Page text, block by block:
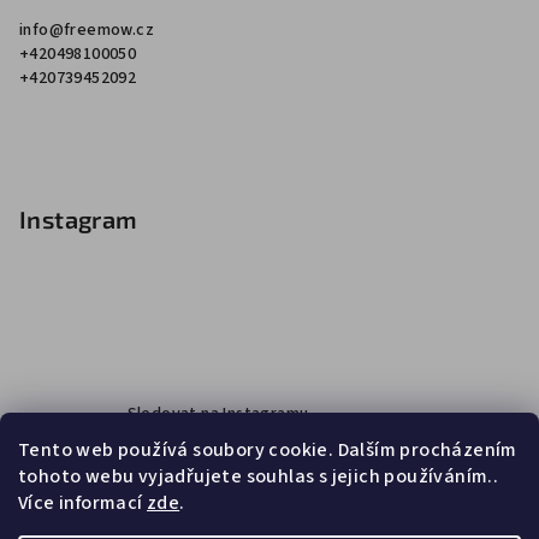
Tento web používá soubory cookie. Dalším procházením
tohoto webu vyjadřujete souhlas s jejich používáním..
Více informacízde.
info@freemow.cz
+420498100050
+420739452092
Instagram
Sledovat na Instagramu
Facebook